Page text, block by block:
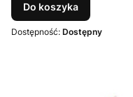
Do koszyka
Dostępność: Dostępny